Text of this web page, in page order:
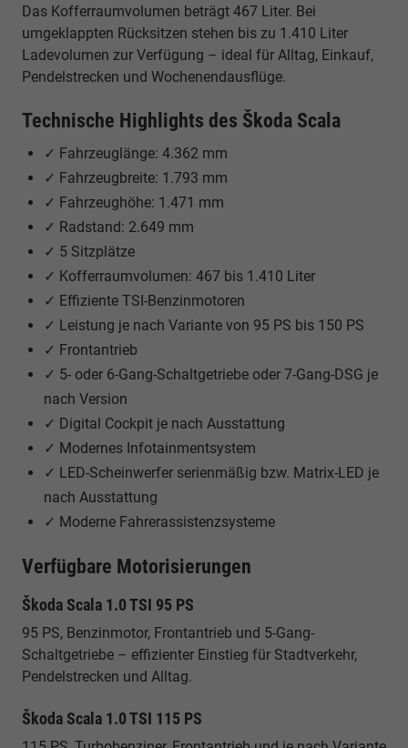
Das Kofferraumvolumen beträgt 467 Liter. Bei
umgeklappten Rücksitzen stehen bis zu 1.410 Liter
Ladevolumen zur Verfügung – ideal für Alltag, Einkauf,
Pendelstrecken und Wochenendausflüge.
Technische Highlights des Škoda Scala
✓ Fahrzeuglänge: 4.362 mm
✓ Fahrzeugbreite: 1.793 mm
✓ Fahrzeughöhe: 1.471 mm
✓ Radstand: 2.649 mm
✓ 5 Sitzplätze
✓ Kofferraumvolumen: 467 bis 1.410 Liter
✓ Effiziente TSI-Benzinmotoren
✓ Leistung je nach Variante von 95 PS bis 150 PS
✓ Frontantrieb
✓ 5- oder 6-Gang-Schaltgetriebe oder 7-Gang-DSG je
nach Version
✓ Digital Cockpit je nach Ausstattung
✓ Modernes Infotainmentsystem
✓ LED-Scheinwerfer serienmäßig bzw. Matrix-LED je
nach Ausstattung
✓ Moderne Fahrerassistenzsysteme
Verfügbare Motorisierungen
Škoda Scala 1.0 TSI 95 PS
95 PS, Benzinmotor, Frontantrieb und 5-Gang-
Schaltgetriebe – effizienter Einstieg für Stadtverkehr,
Pendelstrecken und Alltag.
Škoda Scala 1.0 TSI 115 PS